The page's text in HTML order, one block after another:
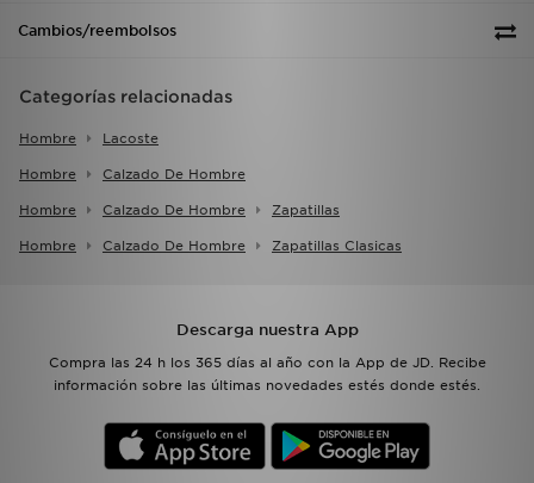
Cambios/reembolsos
Categorías relacionadas
Hombre Lacoste
Hombre Calzado De Hombre
Hombre Calzado De Hombre Zapatillas
Hombre Calzado De Hombre Zapatillas Clasicas
Descarga nuestra App
Compra las 24 h los 365 días al año con la App de JD. Recibe
información sobre las últimas novedades estés donde estés.